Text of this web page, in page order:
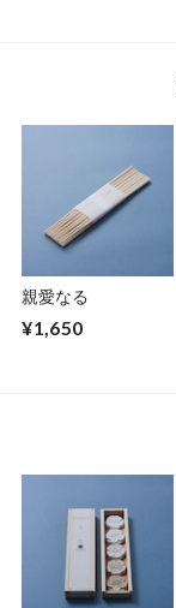
親愛なる
¥1,650